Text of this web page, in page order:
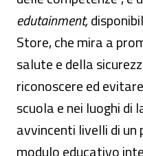
edutainment,
Store, che mira a
salute e della
riconoscere ed
scuola e nei luoghi
avvincenti livelli di
modulo educativo